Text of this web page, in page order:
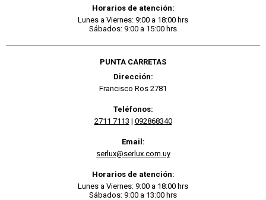
Horarios de atención:
Lunes a Viernes: 9:00 a 18:00 hrs
Sábados: 9:00 a 15:00 hrs
PUNTA CARRETAS
Dirección:
Francisco Ros 2781
Teléfonos:
2711 7113 | 092868340
Email:
serlux@serlux.com.uy
Horarios de atención:
Lunes a Viernes: 9:00 a 18:00 hrs
Sábados: 9:00 a 13:00 hrs